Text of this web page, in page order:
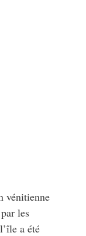
vénitienne
les
a été